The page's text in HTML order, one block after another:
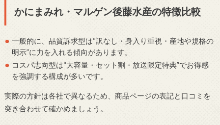
かにまみれ・マルゲン後藤水産の特徴比較
一般的に、品質訴求型は“訳なし・身入り重視・産地や規格の
明示”に力を入れる傾向があります。
コスパ志向型は“大容量・セット割・放送限定特典”でお得感
を強調する構成が多いです。
実際の方針は各社で異なるため、商品ページの表記と口コミを
突き合わせて確かめましょう。